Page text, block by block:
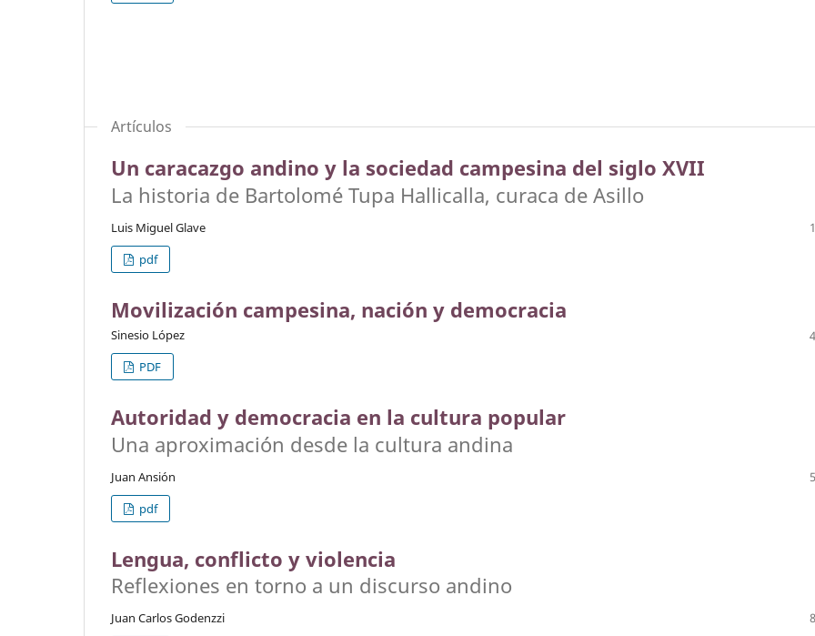
Artículos
Un caracazgo andino y la sociedad campesina del siglo XVII
La historia de Bartolomé Tupa Hallicalla, curaca de Asillo
Luis Miguel Glave
pdf
Movilización campesina, nación y democracia
Sinesio López
PDF
Autoridad y democracia en la cultura popular
Una aproximación desde la cultura andina
Juan Ansión
pdf
Lengua, conflicto y violencia
Reflexiones en torno a un discurso andino
Juan Carlos Godenzzi